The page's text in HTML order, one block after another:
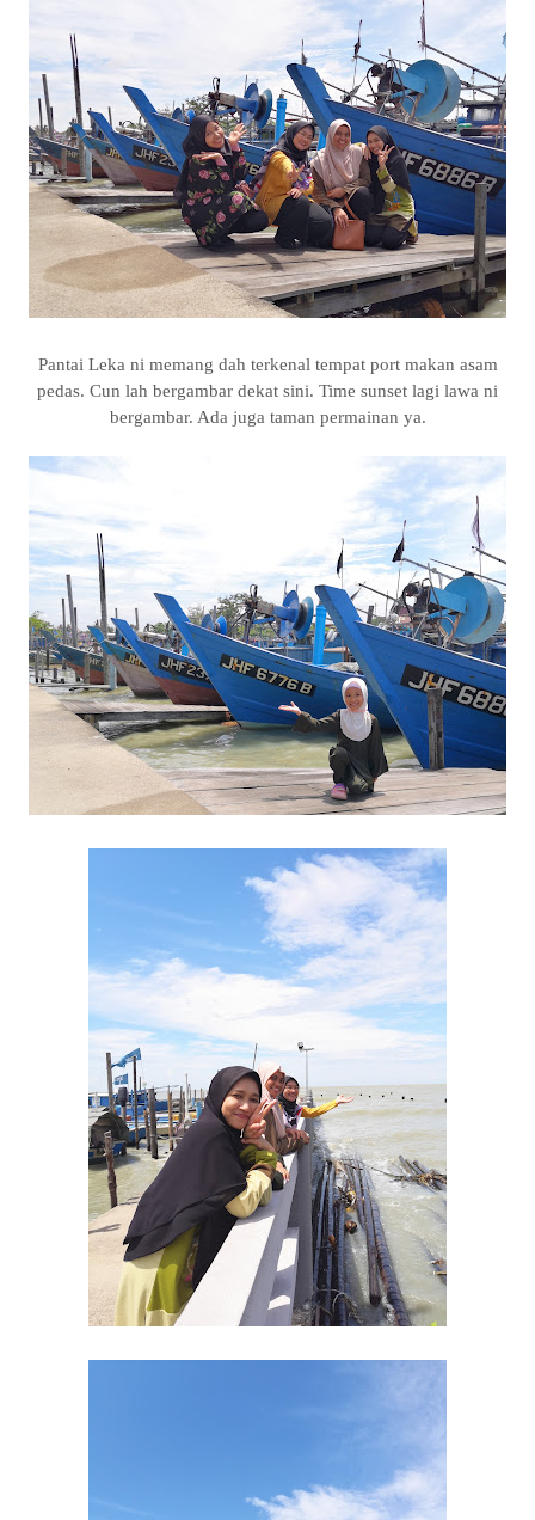
Pantai Leka ni memang dah terkenal tempat port makan asam
pedas. Cun lah bergambar dekat sini. Time sunset lagi lawa ni
bergambar. Ada juga taman permainan ya.